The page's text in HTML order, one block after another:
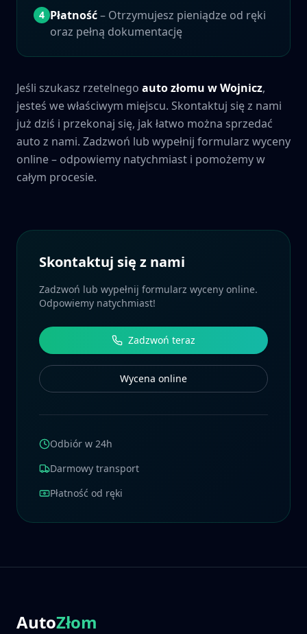
4 Płatność– Otrzymujesz pieniądze od ręki
oraz pełną dokumentację
Jeśli szukasz rzetelnego auto złomu wWojnicz,
jesteś we właściwym miejscu. Skontaktuj się z nami
już dziś i przekonaj się, jak łatwo można sprzedać
auto z nami. Zadzwoń lub wypełnij formularz wyceny
online – odpowiemy natychmiast i pomożemy w
całym procesie.
Skontaktuj się z nami
Zadzwoń lub wypełnij formularz wyceny online.
Odpowiemy natychmiast!
Zadzwoń teraz
Wycena online
Odbiór w 24h
Darmowy transport
Płatność od ręki
AutoZłom